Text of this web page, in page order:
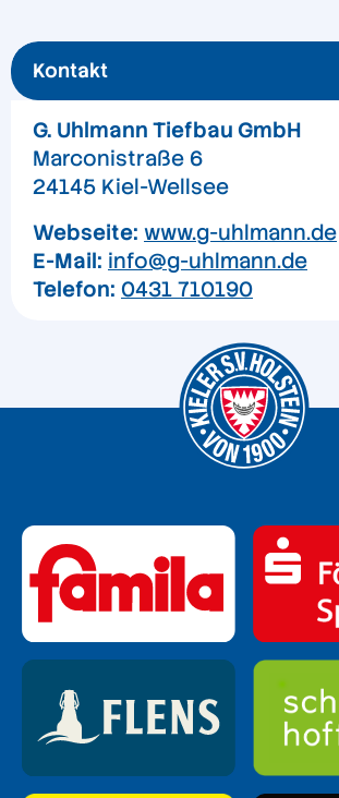
Kontakt
G. Uhlmann Tiefbau GmbH
Marconistraße 6
24145 Kiel-Wellsee
Webseite: www.g-uhlmann.de
E-Mail: info@g-uhlmann.de
Telefon: 0431 710190